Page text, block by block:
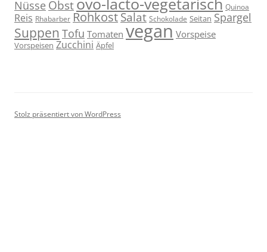
Nüsse Obst Quinoa
Reis Rhabarber Rohkost Salat Schokolade Seitan Spargel
Suppen Tofu Tomaten vegan Vorspeise
Vorspeisen Zucchini Äpfel
Stolz präsentiert von WordPress